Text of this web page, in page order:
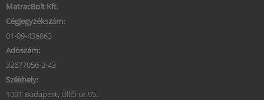
MatracBolt Kft.
Cégjegyzékszám:
01-09-436863
Adószám:
32677056-2-43
Székhely:
1091 Budapest, Üllői út 95.